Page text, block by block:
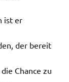
ist er
der bereit
Chance zu